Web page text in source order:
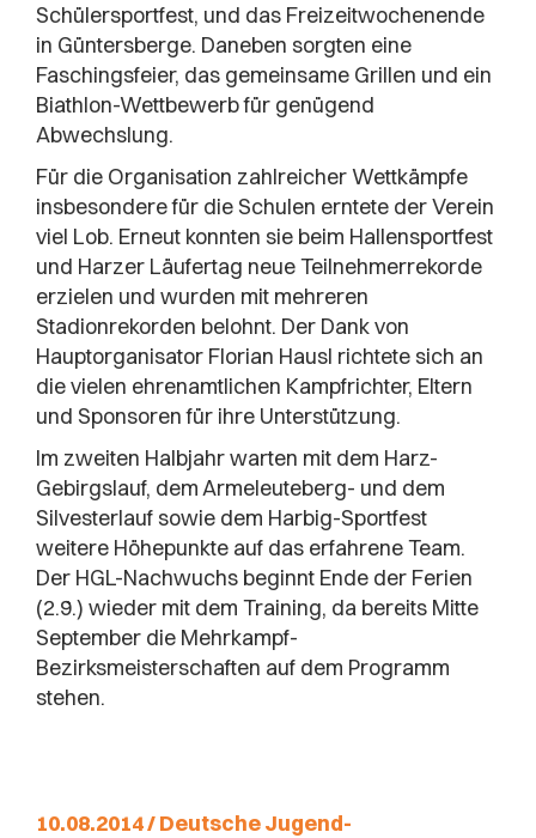
Schülersportfest, und das Freizeitwochenende
in Güntersberge. Daneben sorgten eine
Faschingsfeier, das gemeinsame Grillen und ein
Biathlon-Wettbewerb für genügend
Abwechslung.
Für die Organisation zahlreicher Wettkämpfe
insbesondere für die Schulen erntete der Verein
viel Lob. Erneut konnten sie beim Hallensportfest
und Harzer Läufertag neue Teilnehmerrekorde
erzielen und wurden mit mehreren
Stadionrekorden belohnt. Der Dank von
Hauptorganisator Florian Hausl richtete sich an
die vielen ehrenamtlichen Kampfrichter, Eltern
und Sponsoren für ihre Unterstützung.
Im zweiten Halbjahr warten mit dem Harz-
Gebirgslauf, dem Armeleuteberg- und dem
Silvesterlauf sowie dem Harbig-Sportfest
weitere Höhepunkte auf das erfahrene Team.
Der HGL-Nachwuchs beginnt Ende der Ferien
(2.9.) wieder mit dem Training, da bereits Mitte
September die Mehrkampf-
Bezirksmeisterschaften auf dem Programm
stehen.
10.08.2014 / Deutsche Jugend-